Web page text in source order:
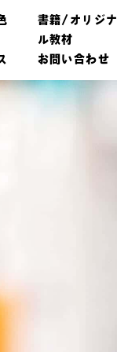
書籍/オリジナ
ル教材
お問い合わせ